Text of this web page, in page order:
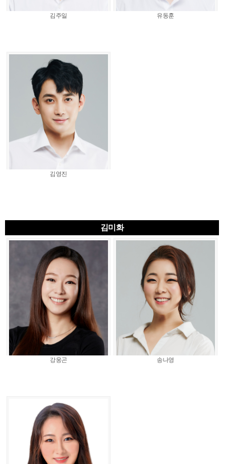
김주일 유동훈
김영진
김미화
강웅곤 송나영